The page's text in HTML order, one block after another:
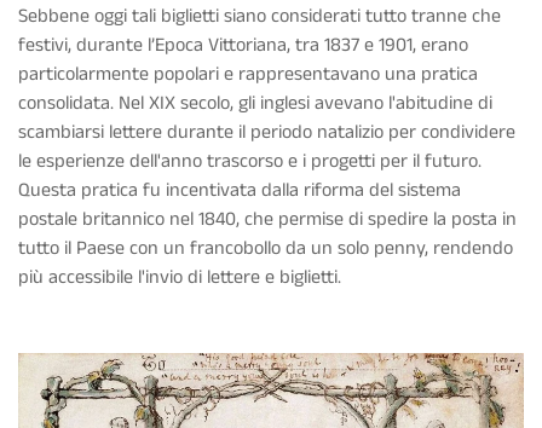
Sebbene oggi tali biglietti siano considerati tutto tranne che
festivi, durante l’Epoca Vittoriana, tra 1837 e 1901, erano
particolarmente popolari e rappresentavano una pratica
consolidata. Nel XIX secolo, gli inglesi avevano l'abitudine di
scambiarsi lettere durante il periodo natalizio per condividere
le esperienze dell'anno trascorso e i progetti per il futuro.
Questa pratica fu incentivata dalla riforma del sistema
postale britannico nel 1840, che permise di spedire la posta in
tutto il Paese con un francobollo da un solo penny, rendendo
più accessibile l'invio di lettere e biglietti.